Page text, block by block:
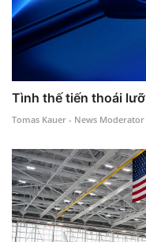
Tình thế tiến thoái
Tomas Kauer - News Moderator